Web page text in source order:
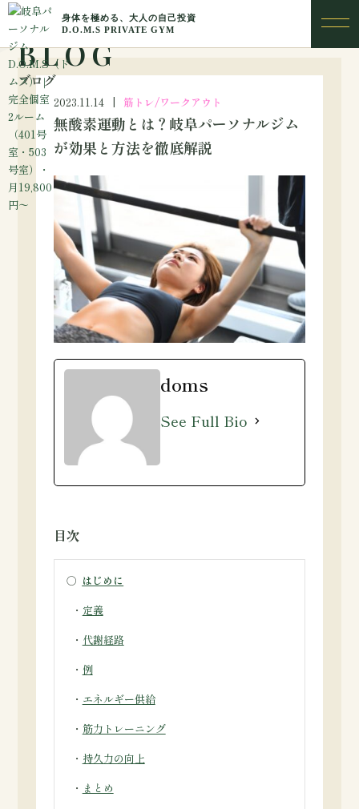
BLOG
ブログ
2023.11.14 筋トレ/ワークアウト
無酸素運動とは？岐阜パーソナルジム
が効果と方法を徹底解説
doms
See Full Bio
目次
○ はじめに
・ 定義
・ 代謝経路
・ 例
・ エネルギー供給
・ 筋力トレーニング
・ 持久力の向上
・ まとめ